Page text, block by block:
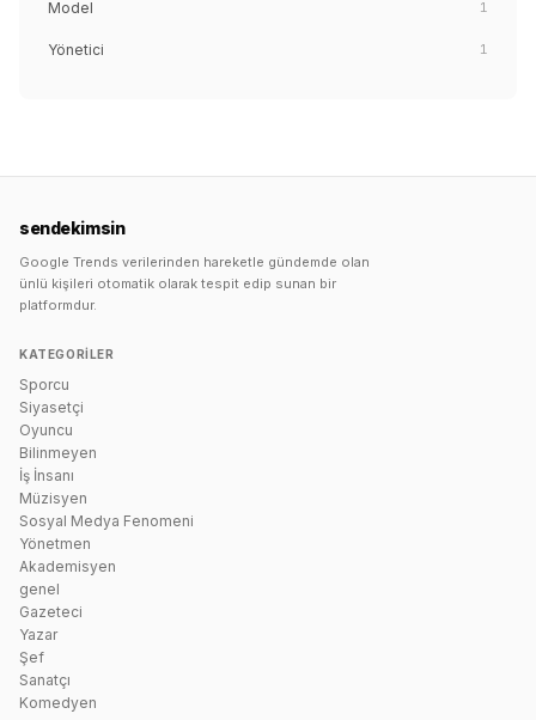
Model 1
Yönetici 1
sendekimsin
Google Trends verilerinden hareketle gündemde olan
ünlü kişileri otomatik olarak tespit edip sunan bir
platformdur.
KATEGORILER
Sporcu
Siyasetçi
Oyuncu
Bilinmeyen
İş İnsanı
Müzisyen
Sosyal Medya Fenomeni
Yönetmen
Akademisyen
genel
Gazeteci
Yazar
Şef
Sanatçı
Komedyen